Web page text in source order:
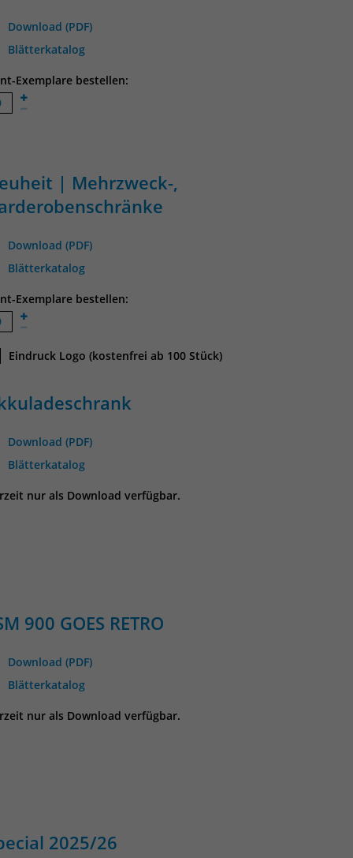
Download (PDF)
Blätterkatalog
Exemplare bestellen:
| Mehrzweck-,
Download (PDF)
Blätterkatalog
Exemplare bestellen:
Eindruck Logo (kostenfrei ab 100 Stück)
Download (PDF)
Blätterkatalog
nur als Download verfügbar.
900 GOES RETRO
Download (PDF)
Blätterkatalog
nur als Download verfügbar.
2025/26